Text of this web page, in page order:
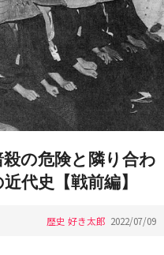
の危険と隣り合わ
代史【戦前編】
歴史 好き太郎 2022/07/09